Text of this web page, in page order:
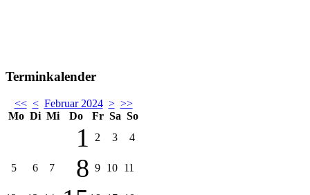
Terminkalender
<< < Februar 2024 > >>
Mo Di Mi Do Fr Sa So
1 2 3 4
5 6 7 8 9 10 11